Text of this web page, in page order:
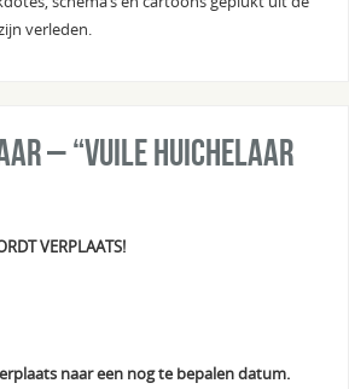
verleden.
– “Vuile huichelaar
VERPLAATS!
naar een nog te bepalen datum.